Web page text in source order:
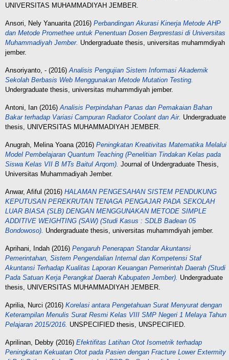
UNIVERSITAS MUHAMMADIYAH JEMBER.
Ansori, Nely Yanuarita(2016) Perbandingan Akurasi Kinerja Metode AHP
dan Metode Promethee untuk Penentuan Dosen Berprestasi di Universitas
Muhammadiyah Jember. Undergraduate thesis, universitas muhammdiyah
jember.
Ansoriyanto, - (2016)Analisis Pengujian Sistem Informasi Akademik
Sekolah Berbasis Web Menggunakan Metode Mutation Testing.
Undergraduate thesis, universitas muhammdiyah jember.
Antoni, Ian (2016)Analisis Perpindahan Panas dan Pemakaian Bahan
Bakar terhadap Variasi Campuran Radiator Coolant dan Air. Undergraduate
thesis, UNIVERSITAS MUHAMMADIYAH JEMBER.
Anugrah, Melina Yoana(2016) Peningkatan Kreativitas Matematika Melalui
Model Pembelajaran Quantum Teaching (Penelitian Tindakan Kelas pada
Siswa Kelas VII B MTs Baitul Arqom). Journal of Undergraduate Thesis,
Universitas Muhammadiyah Jember.
Anwar, Afiful (2016) HALAMAN PENGESAHAN SISTEM PENDUKUNG
KEPUTUSAN PEREKRUTAN TENAGA PENGAJAR PADA SEKOLAH
LUAR BIASA (SLB) DENGAN MENGGUNAKAN METODE SIMPLE
ADDITIVE WEIGHTING (SAW) (Studi Kasus : SDLB Badean 05
Bondowoso). Undergraduate thesis, universitas muhammdiyah jember.
Aprihani, Indah (2016) Pengaruh Penerapan Standar Akuntansi
Pemerintahan, Sistem Pengendalian Internal dan Kompetensi Staf
Akuntansi Terhadap Kualitas Laporan Keuangan Pemerintah Daerah (Studi
Pada Satuan Kerja Perangkat Daerah Kabupaten Jember). Undergraduate
thesis, UNIVERSITAS MUHAMMADIYAH JEMBER.
Aprilia, Nurci (2016) Korelasi antara Pengetahuan Surat Menyurat dengan
Keterampilan Menulis Surat Resmi Kelas VIII SMP Negeri 1 Melaya Tahun
Pelajaran 2015/2016. UNSPECIFIED thesis, UNSPECIFIED.
Aprilinan, Debby (2016) Efektifitas Latihan Otot Isometrik terhadap
Peningkatan Kekuatan Otot pada Pasien dengan Fracture Lower Extermity